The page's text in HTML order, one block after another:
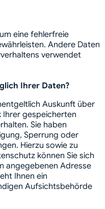
eine fehlerfreie
Andere Daten
verwendet
Ihrer Daten?
Auskunft über
Ihrer gespeicherten
Sie haben
Sperrung oder
Hierzu sowie zu
können Sie sich
angegebenen Adresse
Ihnen ein
Aufsichtsbehörde